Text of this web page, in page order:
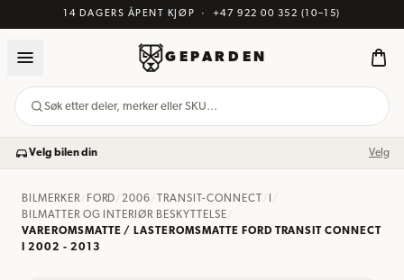
14 DAGERS ÅPENT KJØP · +47 922 00 352 (10–15)
GEPARDEN
Søk etter deler, merker eller SKU…
Velg bilen din Velg
BILMERKER/ FORD /2006 TRANSIT-CONNECT
BILMATTER OG INTERIØR BESKYTTELSE
VAREROMSMATTE / LASTEROMSMATTE FORD TRANSIT CONNECT
I 2002 - 2013